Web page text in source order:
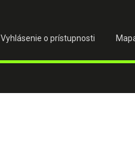
Vyhlásenie o prístupnosti